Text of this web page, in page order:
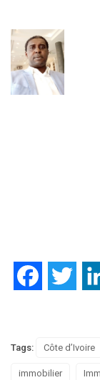
Facebook
Tags: Côte d’Ivoire
immobilier